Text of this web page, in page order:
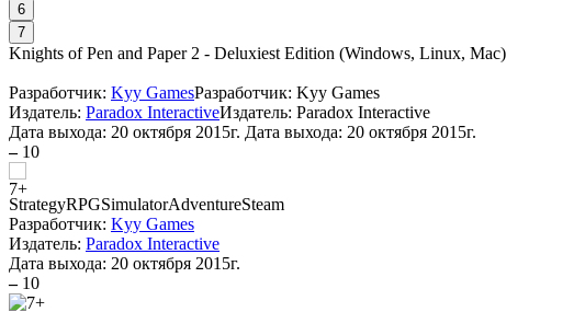
6
7
Knights of Pen and Paper 2 - Deluxiest Edition (Windows, Linux, Mac)
Разработчик: Kyy GamesРазработчик: Kyy Games
Издатель: Paradox InteractiveИздатель: Paradox Interactive
Дата выхода: 20 октября 2015г. Дата выхода: 20 октября 2015г.
– 10
StrategyRPGSimulatorAdventureSteam
Разработчик: Kyy Games
Издатель: Paradox Interactive
Дата выхода: 20 октября 2015г.
– 10